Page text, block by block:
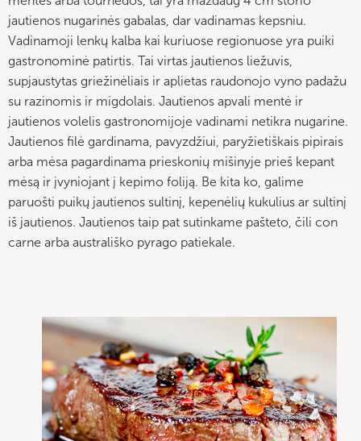
jautienos nugarinės gabalas, dar vadinamas kepsniu.
Vadinamoji lenkų kalba kai kuriuose regionuose yra puiki
gastronominė patirtis. Tai virtas jautienos liežuvis,
supjaustytas griežinėliais ir aplietas raudonojo vyno padažu
su razinomis ir migdolais. Jautienos apvali mentė ir
jautienos volelis gastronomijoje vadinami netikra nugarine.
Jautienos filė gardinama, pavyzdžiui, paryžietiškais pipirais
arba mėsa pagardinama prieskonių mišinyje prieš kepant
mėsą ir įvyniojant į kepimo foliją. Be kita ko, galime
paruošti puikų jautienos sultinį, kepenėlių kukulius ar sultinį
iš jautienos. Jautienos taip pat sutinkame pašteto, čili con
carne arba australiško pyrago patiekale.